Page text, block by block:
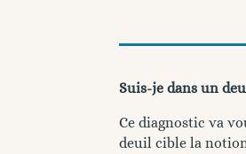
Suis-je dans un
Ce diagnostic va
deuil cible la